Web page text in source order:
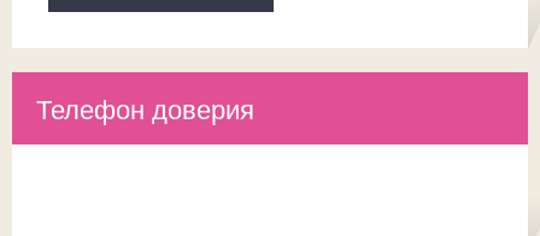
Телефон доверия